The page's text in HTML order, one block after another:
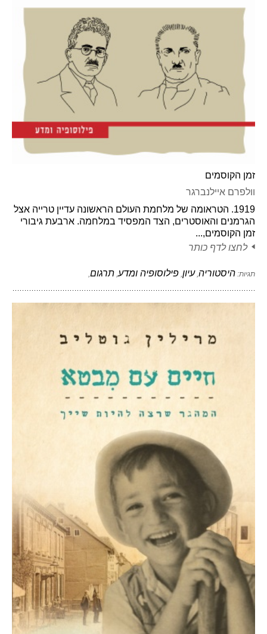
זמן הקוסמים
וולפרם איילנברגר
1919. הטראומה של מלחמת העולם הראשונה עדיין טרייה אצל
הגרמנים והאוסטרים, הצד המפסיד במלחמה. ארבעת גיבורי
זמן הקוסמים,...
לחצו לדף כותר
תגיות: היסטוריה,עיון, פילוסופיה ומדע, תרגום,